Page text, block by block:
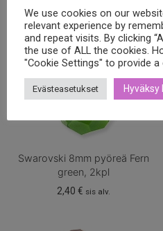
Swarovski 8mm pyöreä Fern
green, 2kpl
2,40€ sis alv.
We use cookies on our
relevant experience by
and repeat visits. By clicking
the use of ALL the cookies.
"Cookie Settings" to provide
Evästeasetukset Hyväksy